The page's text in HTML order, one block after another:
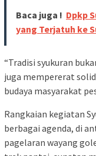
Baca juga ! Dpkp
yang Terjatuh ke
“Tradisi syukuran
juga mempererat
budaya masyarakat
Rangkaian kegiatan
berbagai agenda, di
pagelaran wayang